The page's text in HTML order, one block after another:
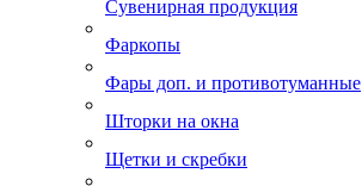
Сувенирная продукция
Фаркопы
Фары доп. и противотуманные
Шторки на окна
Щетки и скребки